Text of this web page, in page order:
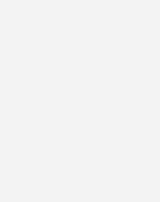
nützen –
von Post